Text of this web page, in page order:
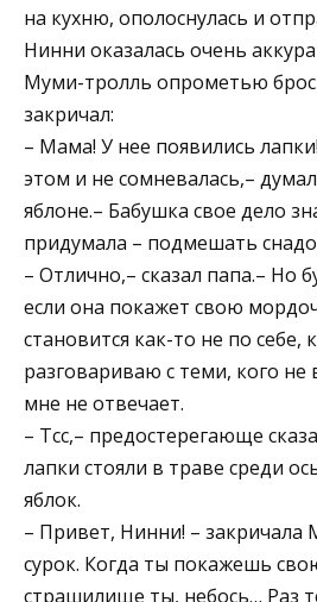
на кухню, ополоснулась и
Нинни оказалась очень
Муми-тролль опрометью
закричал:
– Мама! У нее появились
этом и не сомневалась,–
яблоне.– Бабушка свое дело
придумала – подмешать
– Отлично,– сказал папа.– Но
если она покажет свою
становится как-то не по себе,
разговариваю с теми, кого
мне не отвечает.
– Tсc,– предостерегающе
лапки стояли в траве среди
яблок.
– Привет, Нинни! – закричала
сурок. Когда ты покажешь
страшилище ты, небось… Раз